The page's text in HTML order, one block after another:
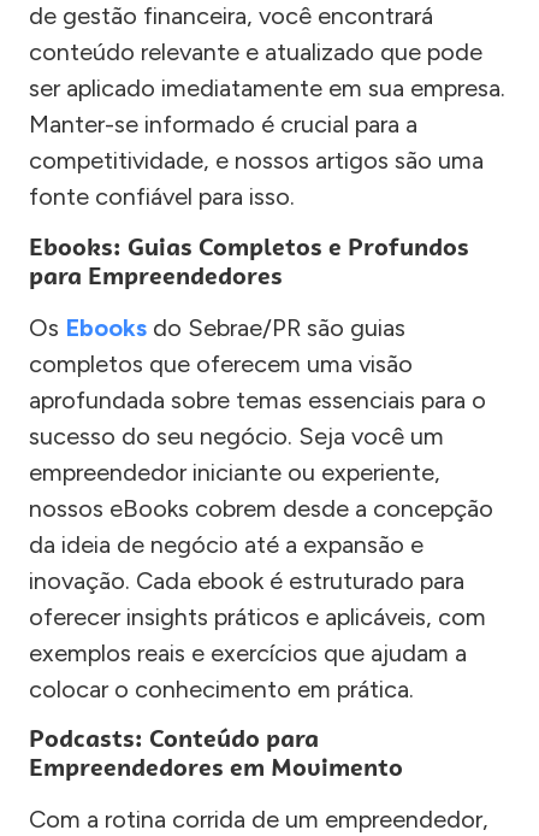
de gestão financeira, você encontrará
conteúdo relevante e atualizado que pode
ser aplicado imediatamente em sua empresa.
Manter-se informado é crucial para a
competitividade, e nossos artigos são uma
fonte confiável para isso.
Ebooks: Guias Completos e Profundos
para Empreendedores
Os Ebooks do Sebrae/PR são guias
completos que oferecem uma visão
aprofundada sobre temas essenciais para o
sucesso do seu negócio. Seja você um
empreendedor iniciante ou experiente,
nossos eBooks cobrem desde a concepção
da ideia de negócio até a expansão e
inovação. Cada ebook é estruturado para
oferecer insights práticos e aplicáveis, com
exemplos reais e exercícios que ajudam a
colocar o conhecimento em prática.
Podcasts: Conteúdo para
Empreendedores em Movimento
Com a rotina corrida de um empreendedor,